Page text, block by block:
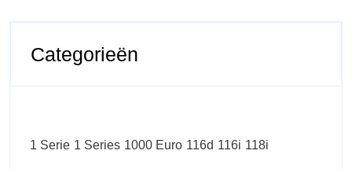
Categorieën
1 Serie 1 Series 1000 Euro 116d 116i 118i